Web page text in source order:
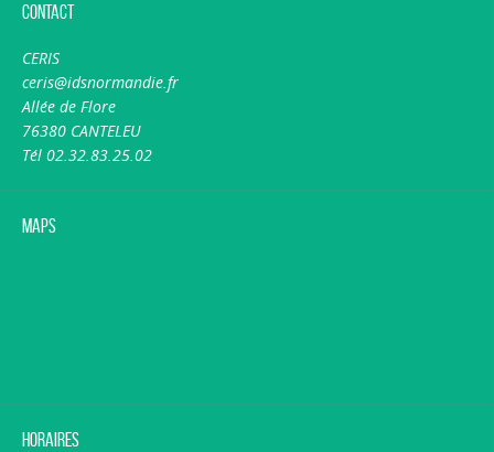
Contact
CERIS
ceris@idsnormandie.fr
Allée de Flore
76380 CANTELEU
Tél 02.32.83.25.02
Maps
Horaires